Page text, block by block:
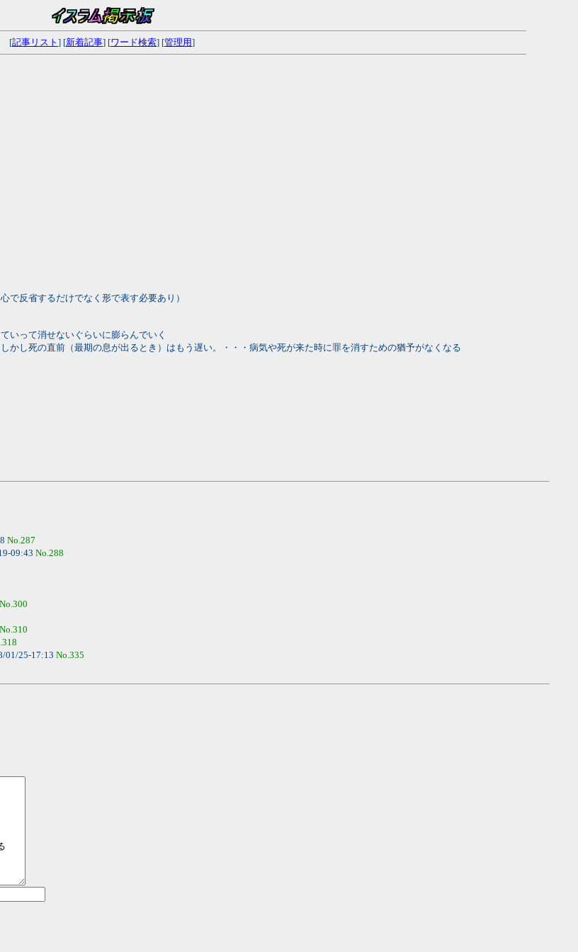
[記事リスト ] [新着記事] [ワード検索] [管理用]
で反省するだけでなく形で表す必要あり）
いって消せないぐらいに膨らんでいく
かし死の直前（最期の息が出るとき）はもう遅い。・・・病気や死が来た時に罪を消すための猶予がなくなる
No.287
09:43 No.288
No.300
No.310
01/25-17:13 No.335